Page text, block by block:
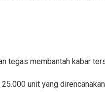
tegas membantah kabar
unit yang